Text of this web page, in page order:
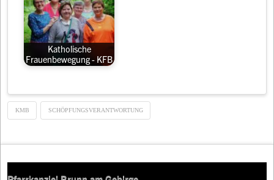
Katholische
Frauenbewegung - KFB
KMB SCHÖPFUNGSVERANTWORTUNG